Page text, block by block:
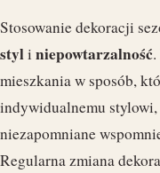
Stosowanie dekoracji
styli niepowtarzalność
mieszkania w sposób,
indywidualnemu
niezapomniane
Regularna zmiana